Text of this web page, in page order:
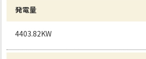
発電量
4403.82KW